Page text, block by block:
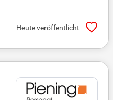
Heute veröffentlicht